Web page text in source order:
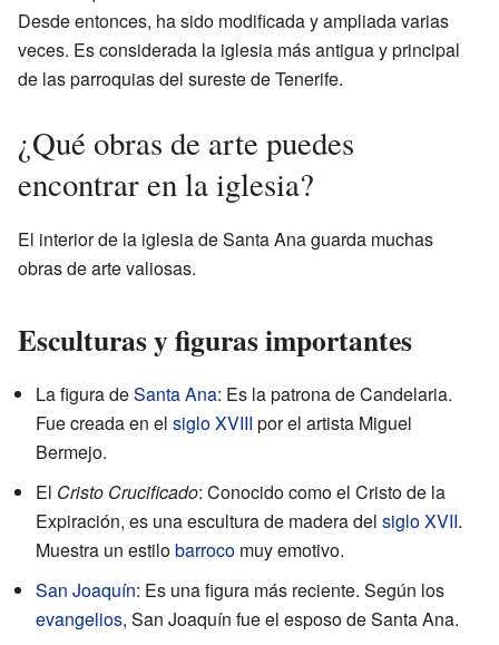
Desde entonces, ha sido modificada y ampliada varias
veces. Es considerada la iglesia más antigua y principal
de las parroquias del sureste de Tenerife.
¿Qué obras de arte puedes
encontrar en la iglesia?
El interior de la iglesia de Santa Ana guarda muchas
obras de arte valiosas.
Esculturas y figuras importantes
La figura deSanta Ana: Es la patrona de Candelaria.
Fue creada en el siglo XVIII por el artista Miguel
Bermejo.
El Cristo Crucificado: Conocido como el Cristo de la
Expiración, es una escultura de madera del siglo XVII.
Muestra un estilobarroco muy emotivo.
San Joaquín: Es una figura más reciente. Según los
evangelios, San Joaquín fue el esposo de Santa Ana.